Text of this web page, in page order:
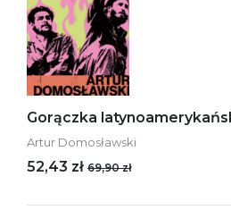
Gorączka
Artur Domosławski
52,43 zł 69,90 zł